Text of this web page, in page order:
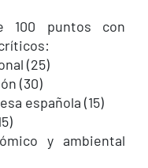
100 puntos con
(25)
(30)
española (15)
y ambiental